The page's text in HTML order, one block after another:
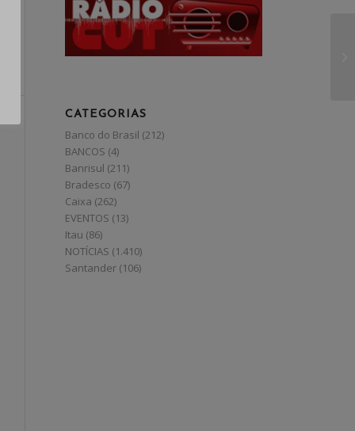
CATEGORIAS
Banco do Brasil (212)
BANCOS (4)
Banrisul (211)
Bradesco (67)
Caixa (262)
EVENTOS (13)
Itau (86)
NOTÍCIAS (1.410)
Santander (106)